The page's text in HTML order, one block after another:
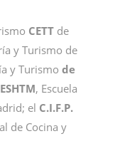
CETT de
y Turismo de
y Turismo de
ESHTM, Escuela
el C.I.F.P.
de Cocina y